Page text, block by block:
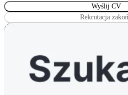
stowarzyszeń, innych organizacji
Rekrutacja